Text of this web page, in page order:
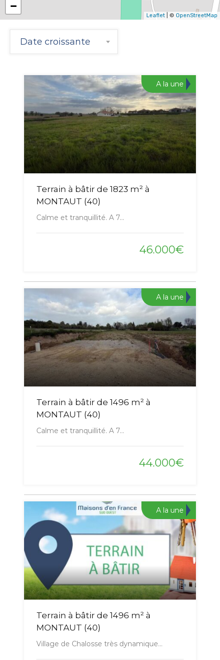
−
Leaflet | © OpenStreetMap
Date croissante
A la une
Terrain à bâtir de 1823 m² à
MONTAUT (40)
Calme et tranquillité. A 7…
46.000€
A la une
Terrain à bâtir de 1496 m² à
MONTAUT (40)
Calme et tranquillité. A 7…
44.000€
A la une
Terrain à bâtir de 1496 m² à
MONTAUT (40)
Village de Chalosse très dynamique…